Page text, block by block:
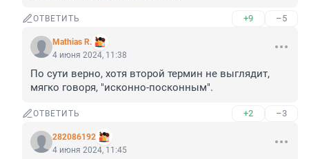
ОТВЕТИТЬ +9 –5
Mathias R.
4 июня 2024, 11:38
По сути верно, хотя второй термин не выглядит,
мягко говоря, "исконно-посконным".
ОТВЕТИТЬ +2 –3
282086192
4 июня 2024, 11:45